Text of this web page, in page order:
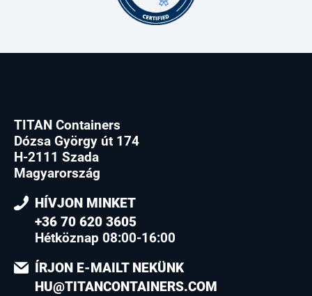
TITAN Containers
Dózsa György út 174
H-2111 Szada
Magyarország
HÍVJON MINKET
+36 70 620 3605
Hétköznap 08:00-16:00
ÍRJON E-MAILT NEKÜNK
HU@TITANCONTAINERS.COM